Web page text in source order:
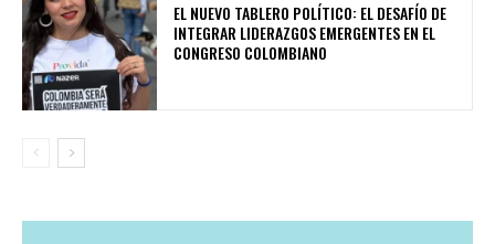
EL NUEVO TABLERO POLÍTICO: EL DESAFÍO DE
INTEGRAR LIDERAZGOS EMERGENTES EN EL
CONGRESO COLOMBIANO